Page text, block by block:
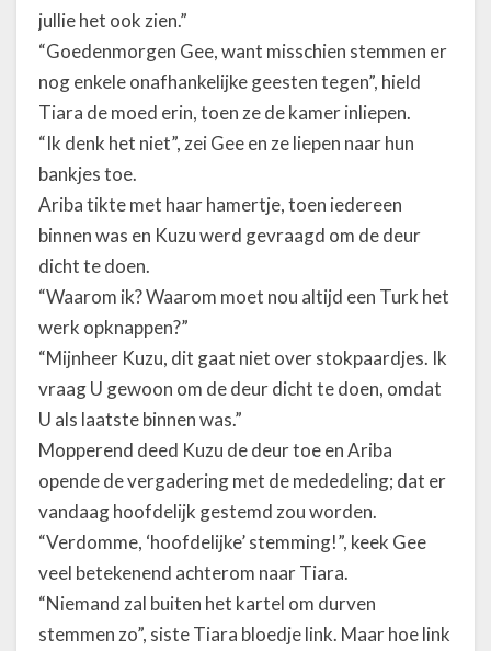
jullie het ook zien.”
“Goedenmorgen Gee, want misschien stemmen er
nog enkele onafhankelijke geesten tegen”, hield
Tiara de moed erin, toen ze de kamer inliepen.
“Ik denk het niet”, zei Gee en ze liepen naar hun
bankjes toe.
Ariba tikte met haar hamertje, toen iedereen
binnen was en Kuzu werd gevraagd om de deur
dicht te doen.
“Waarom ik? Waarom moet nou altijd een Turk het
werk opknappen?”
“Mijnheer Kuzu, dit gaat niet over stokpaardjes. Ik
vraag U gewoon om de deur dicht te doen, omdat
U als laatste binnen was.”
Mopperend deed Kuzu de deur toe en Ariba
opende de vergadering met de mededeling; dat er
vandaag hoofdelijk gestemd zou worden.
“Verdomme, ‘hoofdelijke’ stemming!”, keek Gee
veel betekenend achterom naar Tiara.
“Niemand zal buiten het kartel om durven
stemmen zo”, siste Tiara bloedje link. Maar hoe link